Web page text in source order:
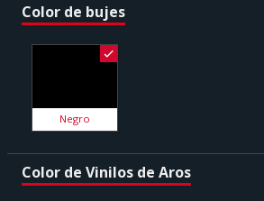
Color de bujes
Negro
Color de Vinilos de Aros